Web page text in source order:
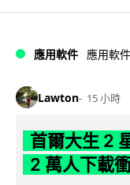
應用軟件 應用軟件
Lawton 15 小時
首爾大生 2
2 萬人下載